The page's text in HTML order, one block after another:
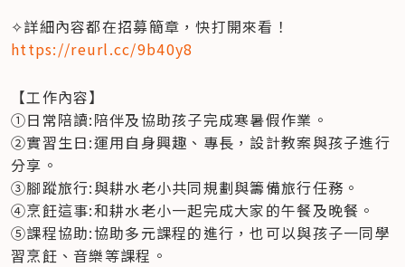
https://reurl.cc/9b40y8
【工作內容】
①日常陪讀:陪伴及協助孩子完成寒暑假作業。
②實習生日:運用自身興趣、專長，設計教案與孩子進行
分享。
③腳蹤旅行:與耕水老小共同規劃與籌備旅行任務。
④烹飪這事:和耕水老小一起完成大家的午餐及晚餐。
⑤課程協助:協助多元課程的進行，也可以與孩子一同學
習烹飪、音樂等課程。